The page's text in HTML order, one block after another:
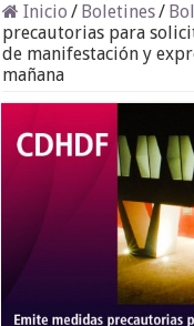
Inicio / Boletines/
precautorias para
de manifestación y
mañana